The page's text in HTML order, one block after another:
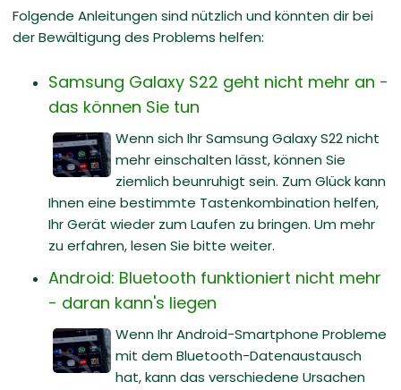
Folgende Anleitungen sind nützlich und könnten dir bei
der Bewältigung des Problems helfen:
Samsung Galaxy S22 geht nicht mehr an -
das können Sie tun
Wenn sich Ihr Samsung Galaxy S22 nicht
mehr einschalten lässt, können Sie
ziemlich beunruhigt sein. Zum Glück kann
Ihnen eine bestimmte Tastenkombination helfen,
Ihr Gerät wieder zum Laufen zu bringen. Um mehr
zu erfahren, lesen Sie bitte weiter.
Android: Bluetooth funktioniert nicht mehr
- daran kann's liegen
Wenn Ihr Android-Smartphone Probleme
mit dem Bluetooth-Datenaustausch
hat, kann das verschiedene Ursachen